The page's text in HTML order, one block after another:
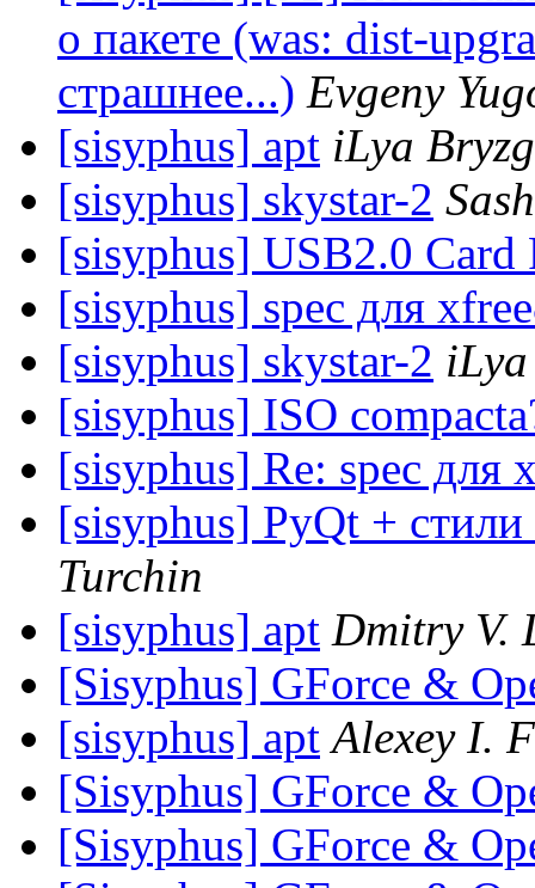
о пакете (was: dist-
страшнее...) Evgeny
[sisyphus] apt iLya
[sisyphus] skystar-2
[sisyphus] USB2.0 Card
[sisyphus] spec для
[sisyphus] skystar-2
[sisyphus] ISO
[sisyphus] Re: spec для
[sisyphus] PyQt +
Turchin
[sisyphus] apt Dmitry V.
[Sisyphus] GForce &
[sisyphus] apt Alexey I.
[Sisyphus] GForce &
[Sisyphus] GForce &